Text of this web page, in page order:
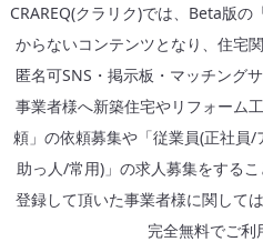
CRAREQ(クラリク)では、Beta版
からないコンテンツとなり、住宅
匿名可SNS・掲示板・マッチング
事業者様へ新築住宅やリフォーム
頼」の依頼募集や「従業員(正社員/
助っ人/常用)」の求人募集をする
登録して頂いた事業者様に関して
完全無料でご利